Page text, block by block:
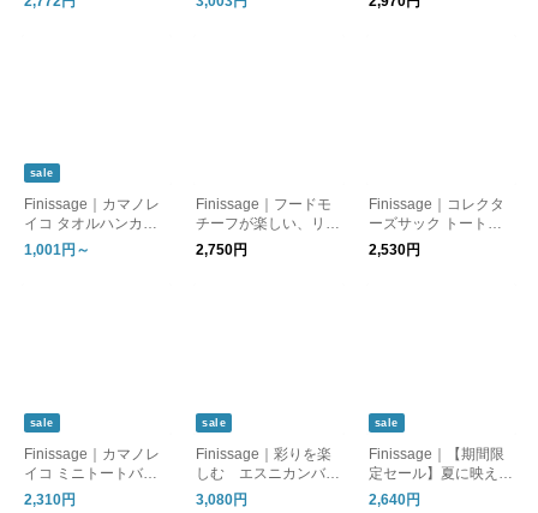
ップ [帽子]
sale
Finissage｜カマノレ
イコ タオルハンカチ
「ねこの暮らし。」
[ゆうパケット対応] ギ
1,001円～
Finissage｜フードモ
チーフが楽しい、リト
ルモカストラップミニ
ポーチ
2,750円
Finissage｜コレクタ
ーズサック トートバ
ッグ [ゆうパケット対
応] ギフト
2,530円
sale
Finissage｜カマノレ
イコ ミニトートバッ
グ
2,310円
sale
Finissage｜彩りを楽
しむ エスニカンバッ
グ（Lサイズ）
3,080円
sale
Finissage｜【期間限
定セール】夏に映える
インドのブロックプリ
2,640円